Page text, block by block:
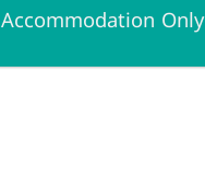
Accommodation Only